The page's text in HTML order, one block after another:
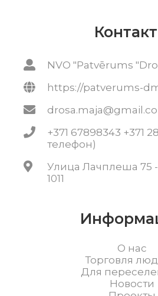
NVO "Patvērums
https://patverums-
+371 67898343 +371
телефон)
Улица Лачплеша 75 -
1011
О нас
Торговля
Для
Новости